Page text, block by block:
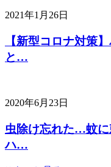
2021年1月26日
【新型コロナ対策
と…
2020年6月23日
虫除け忘れた…蚊に
ハ…